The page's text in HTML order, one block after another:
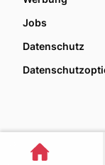
Jobs
Datenschutz